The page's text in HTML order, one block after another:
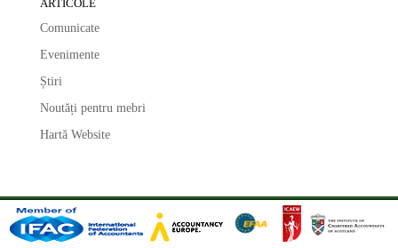
ARTICOLE
Comunicate
Evenimente
Știri
Noutăți pentru mebri
Hartă Website